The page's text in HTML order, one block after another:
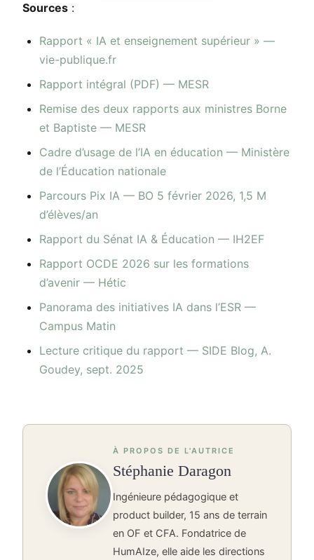
Sources :
Rapport « IA et enseignement supérieur » —
vie-publique.fr
Rapport intégral (PDF) — MESR
Remise des deux rapports aux ministres Borne
et Baptiste — MESR
Cadre d’usage de l’IA en éducation — Ministère
de l’Éducation nationale
Parcours Pix IA — BO 5 février 2026, 1,5 M
d’élèves/an
Rapport du Sénat IA & Éducation — IH2EF
Rapport OCDE 2026 sur les formations
d’avenir — Hétic
Panorama des initiatives IA dans l’ESR —
Campus Matin
Lecture critique du rapport — SIDE Blog, A.
Goudey, sept. 2025
À PROPOS DE L'AUTRICE
Stéphanie Daragon
Ingénieure pédagogique et
product builder, 15 ans de terrain
en OF et CFA. Fondatrice de
HumAIze, elle aide les directions